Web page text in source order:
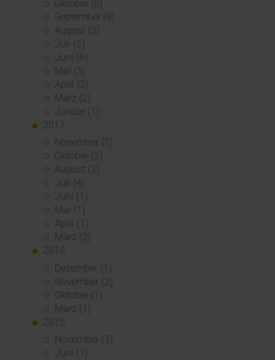
Oktober (6)
September (8)
August (3)
Juli (2)
Juni (6)
Mai (3)
April (2)
März (2)
Januar (1)
2017
November (1)
Oktober (2)
August (2)
Juli (4)
Juni (1)
Mai (1)
April (1)
März (2)
2016
Dezember (1)
November (2)
Oktober (1)
März (1)
2015
November (3)
Juni (1)